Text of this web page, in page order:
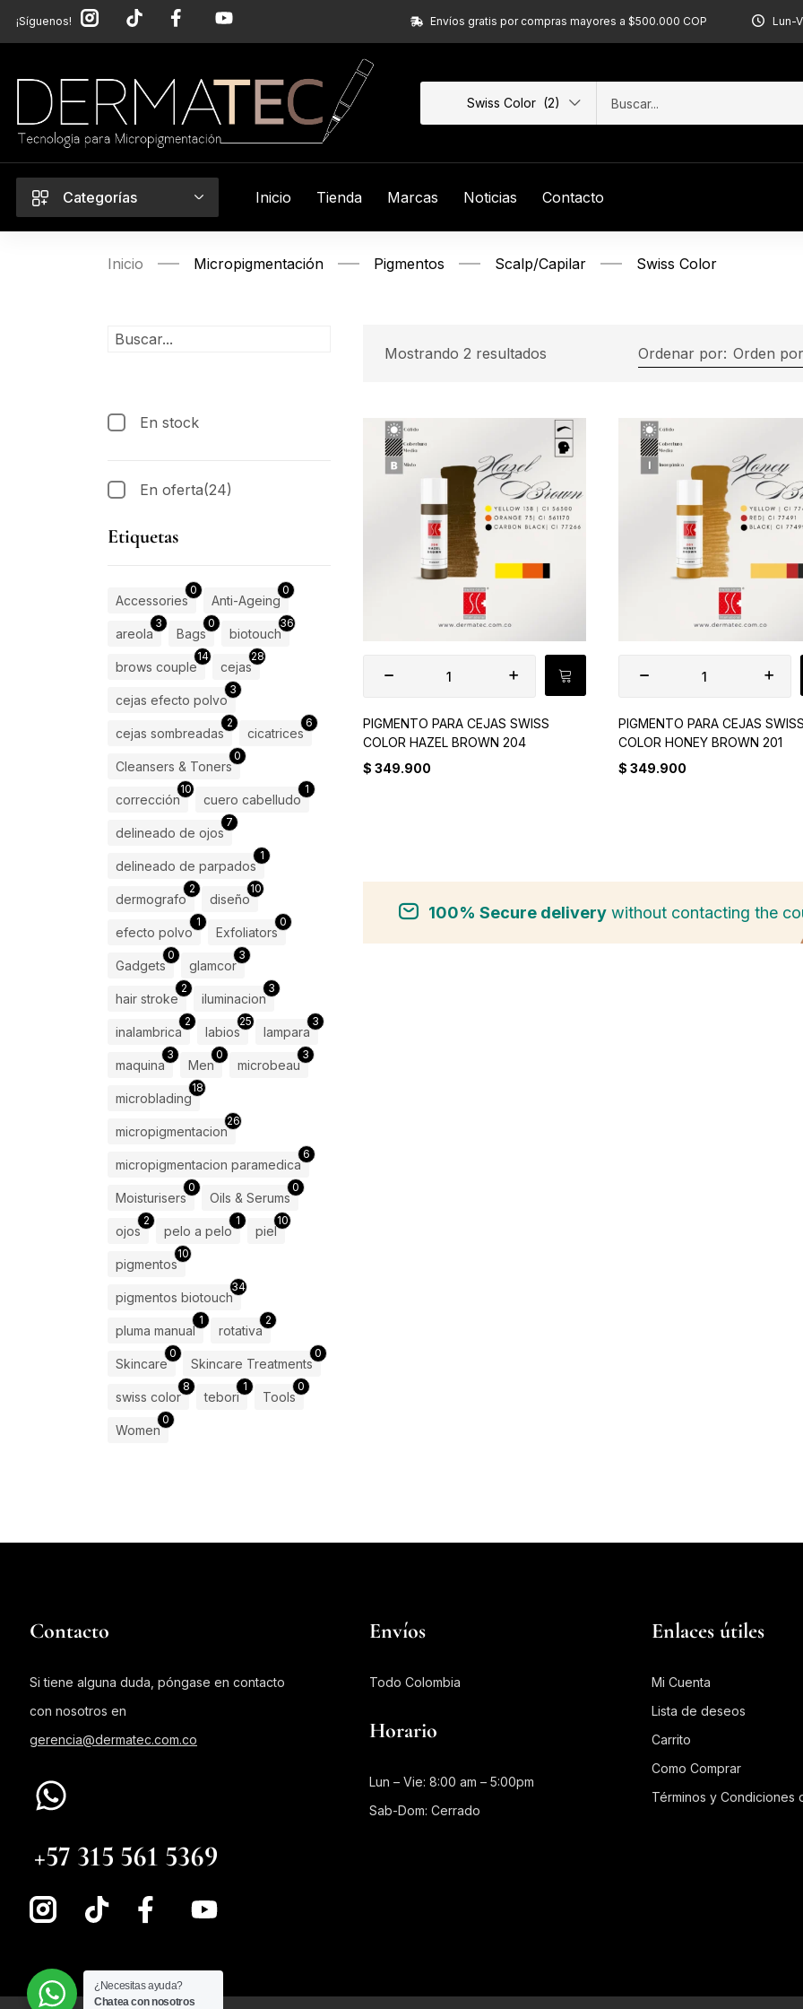
¡Síguenos! Envíos gratis por compras mayores a $500.000 COP Lun-
Swiss Color (2)
Categorías Inicio Tienda Marcas Noticias Contacto
Inicio Micropigmentación Pigmentos Scalp/Capilar Swiss Color
En stock
En oferta(24)
Etiquetas
0
Accessories
0
Anti-Ageing
3
areola
0
Bags
36
biotouch
14
brows couple
28
cejas
3
cejas efecto polvo
2
cejas sombreadas
6
cicatrices
0
Cleansers & Toners
10
corrección
1
cuero cabelludo
7
delineado de ojos
1
delineado de parpados
2
dermografo
10
diseño
1
efecto polvo
0
Exfoliators
0
Gadgets
3
glamcor
2
hair stroke
3
iluminacion
2
inalambrica
25
labios
3
lampara
3
maquina
0
Men
3
microbeau
18
microblading
26
micropigmentacion
6
micropigmentacion paramedica
0
Moisturisers
0
Oils & Serums
2
ojos
1
pelo a pelo
10
piel
10
pigmentos
34
pigmentos biotouch
1
pluma manual
2
rotativa
0
Skincare
0
Skincare Treatments
8
swiss color
1
tebori
0
Tools
0
Women
Mostrando 2 resultados Ordenar por: Orden
PIGMENTO PARA CEJAS SWISS
COLOR HAZEL BROWN 204
$ 349.900
PIGMENTO PARA CEJAS
COLOR HONEY BROWN 201
$ 349.900
100% Secure deliverywithout contacting the
Contacto
Si tiene alguna duda, póngase en contacto
con nosotros en
gerencia@dermatec.com.co
+57 315 561 5369
Envíos
Todo Colombia
Horario
Lun – Vie: 8:00 am – 5:00pm
Sab-Dom: Cerrado
Enlaces útiles
Mi Cuenta
Lista de deseos
Carrito
Como Comprar
Términos y Condiciones
¿Necesitas ayuda?
Chatea con nosotros